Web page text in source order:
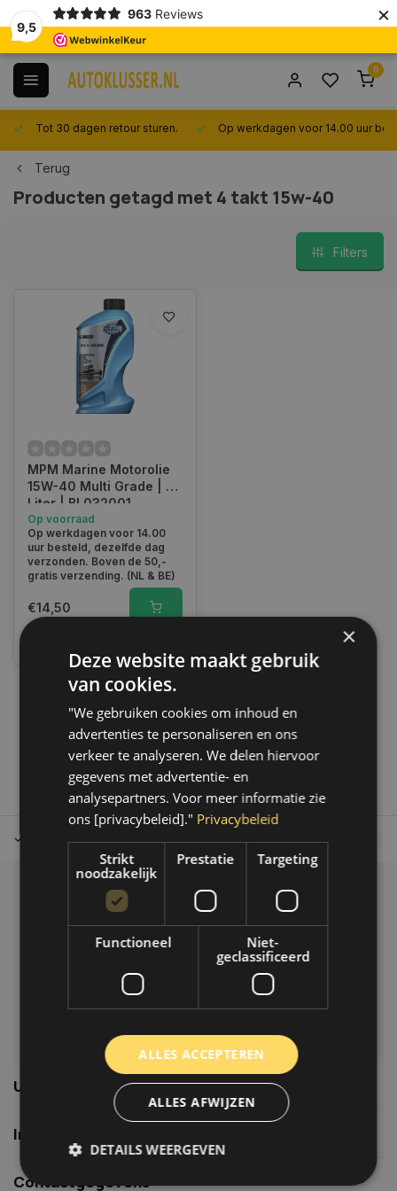
9,5
963 Reviews ×
0
Tot 30 dagen retour sturen. Op werkdagen voor 14.00 uur
Terug
Producten getagd met 4 takt 15w-40
Filters
MPM Marine Motorolie
15W-40 Multi Grade | 1
Liter | BL032001
Op voorraad
Op werkdagen voor 14.00
uur besteld, dezelfde dag
verzonden. Boven de 50,-
gratis verzending. (NL & BE)
€14,50
1
Tot 30 dagen retour sturen. Op werkdagen voor 14.00 uur
Klantenservice
Veelgestelde vragen
06-39119169
info@autoklusser.nl
Usefull links
Informatie
Contactgegevens
×
Deze website maakt gebruik
van cookies.
"We gebruiken cookies om inhoud en
advertenties te personaliseren en ons
verkeer te analyseren. We delen hiervoor
gegevens met advertentie- en
analysepartners. Voor meer informatie zie
ons [privacybeleid]." Privacybeleid
Strikt
noodzakelijk
Prestatie Targeting
Functioneel
Niet-
geclassificeerd
ALLES ACCEPTEREN
ALLES AFWIJZEN
DETAILS WEERGEVEN